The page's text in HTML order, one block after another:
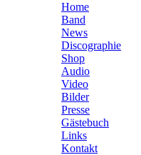
Home
Band
News
Discographie
Shop
Audio
Video
Bilder
Presse
Gästebuch
Links
Kontakt